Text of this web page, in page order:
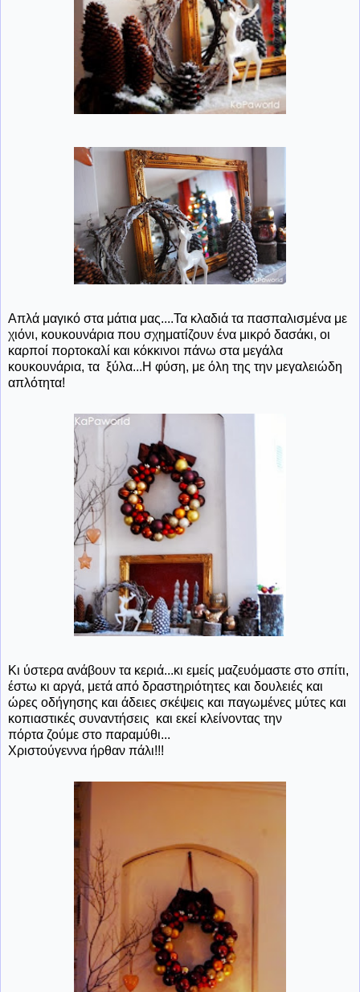
Απλά μαγικό στα μάτια μας....Τα κλαδιά τα πασπαλισμένα με
χιόνι, κουκουνάρια που σχηματίζουν ένα μικρό δασάκι, οι
καρποί πορτοκαλί και κόκκινοι πάνω στα μεγάλα
κουκουνάρια, τα ξύλα...Η φύση, με όλη της την μεγαλειώδη
απλότητα!
Κι ύστερα ανάβουν τα κεριά...κι εμείς μαζευόμαστε στο σπίτι,
έστω κι αργά, μετά από δραστηριότητες και δουλειές και
ώρες οδήγησης και άδειες σκέψεις και παγωμένες μύτες και
κοπιαστικές συναντήσεις και εκεί κλείνοντας την
πόρτα ζούμε στο παραμύθι...
Χριστούγεννα ήρθαν πάλι!!!